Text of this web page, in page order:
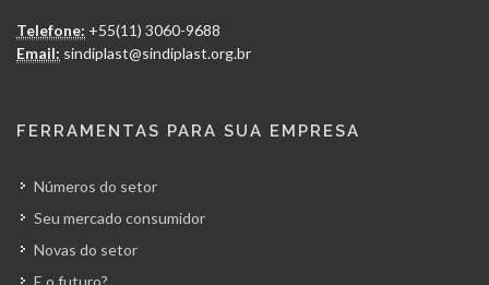
Telefone: +55(11) 3060-9688
Email: sindiplast@sindiplast.org.br
FERRAMENTAS PARA SUA EMPRESA
Números do setor
Seu mercado consumidor
Novas do setor
E o futuro?